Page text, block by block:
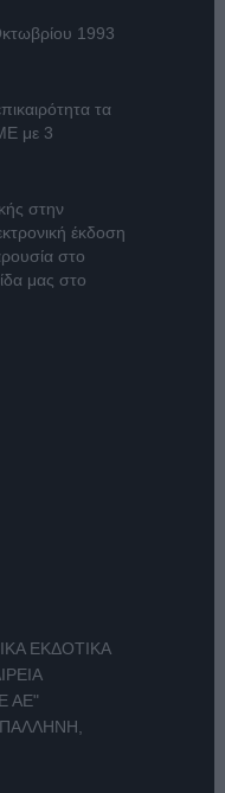
1993
τα
με 3
στην
έκδοση
στο
μας στο
ΕΚΔΟΤΙΚΑ
ΑΕ"